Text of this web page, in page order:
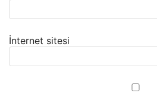
İnternet sitesi